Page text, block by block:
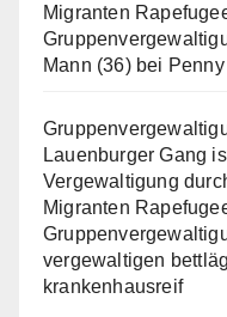
Migranten
Mann (36) bei
Lauenburger Gang
Vergewaltigung
Migranten
vergewaltigen
krankenhausreif